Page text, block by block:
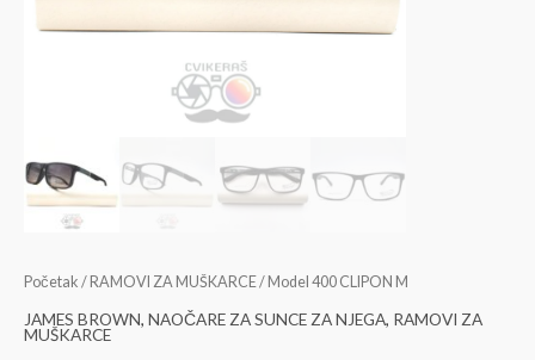
Početak / RAMOVI ZA MUŠKARCE/ Model 400 CLIPON M
JAMES BROWN, NAOČARE ZA SUNCE ZA NJEGA, RAMOVI ZA
MUŠKARCE